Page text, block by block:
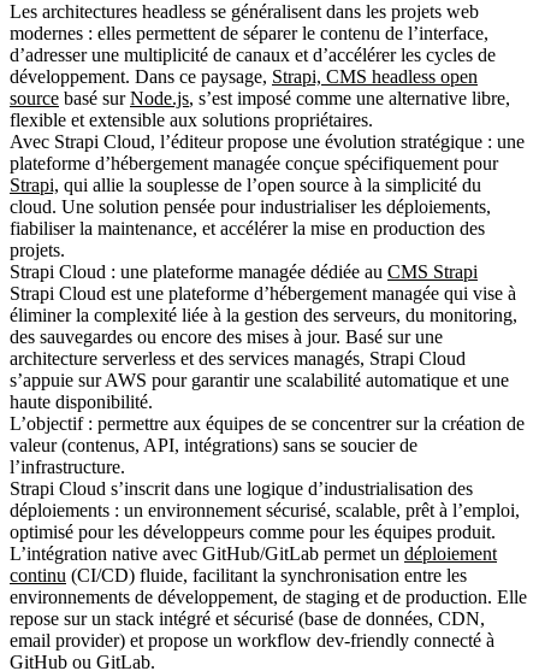
Les architectures headless se généralisent dans les projets web
modernes : elles permettent de séparer le contenu de l’interface,
d’adresser une multiplicité de canaux et d’accélérer les cycles de
développement. Dans ce paysage, Strapi, CMS headless open
source basé surNode.js, s’est imposé comme une alternative libre,
flexible et extensible aux solutions propriétaires.
Avec Strapi Cloud, l’éditeur propose une évolution stratégique : une
plateforme d’hébergement managée conçue spécifiquement pour
Strapi, qui allie la souplesse de l’open source à la simplicité du
cloud. Une solution pensée pour industrialiser les déploiements,
fiabiliser la maintenance, et accélérer la mise en production des
projets.
Strapi Cloud : une plateforme managée dédiée au CMS Strapi
Strapi Cloud est une plateforme d’hébergement managée qui vise à
éliminer la complexité liée à la gestion des serveurs, du monitoring,
des sauvegardes ou encore des mises à jour. Basé sur une
architecture serverless et des services managés, Strapi Cloud
s’appuie sur AWS pour garantir une scalabilité automatique et une
haute disponibilité.
L’objectif : permettre aux équipes de se concentrer sur la création de
valeur (contenus, API, intégrations) sans se soucier de
l’infrastructure.
Strapi Cloud s’inscrit dans une logique d’industrialisation des
déploiements : un environnement sécurisé, scalable, prêt à l’emploi,
optimisé pour les développeurs comme pour les équipes produit.
L’intégration native avec GitHub/GitLab permet un déploiement
continu (CI/CD) fluide, facilitant la synchronisation entre les
environnements de développement, de staging et de production. Elle
repose sur un stack intégré et sécurisé (base de données, CDN,
email provider) et propose un workflow dev-friendly connecté à
GitHub ou GitLab.